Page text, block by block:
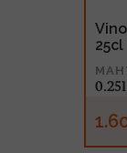
25cl
0.25l